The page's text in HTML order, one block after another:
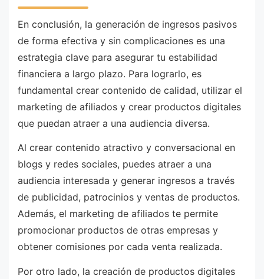
En conclusión, la generación de ingresos pasivos
de forma efectiva y sin complicaciones es una
estrategia clave para asegurar tu estabilidad
financiera a largo plazo. Para lograrlo, es
fundamental crear contenido de calidad, utilizar el
marketing de afiliados y crear productos digitales
que puedan atraer a una audiencia diversa.
Al crear contenido atractivo y conversacional en
blogs y redes sociales, puedes atraer a una
audiencia interesada y generar ingresos a través
de publicidad, patrocinios y ventas de productos.
Además, el marketing de afiliados te permite
promocionar productos de otras empresas y
obtener comisiones por cada venta realizada.
Por otro lado, la creación de productos digitales